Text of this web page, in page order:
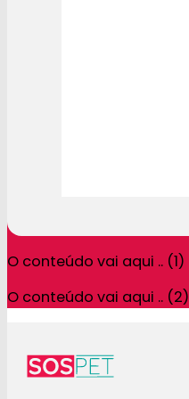
O conteúdo vai aqui .. (1)
O conteúdo vai aqui .. (2)